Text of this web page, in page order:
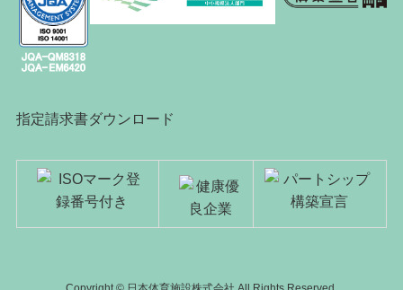
指定請求書ダウンロード